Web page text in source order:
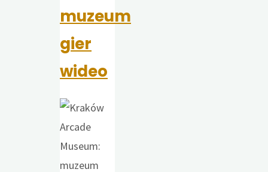
muzeum
gier
wideo